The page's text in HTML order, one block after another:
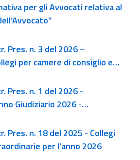
per gli Avvocati relativa al
Pres. n. 3 del 2026 –
per camere di consiglio e
della prima Sezione dal 1 aprile
Pres. n. 1 del 2026 -
Giudiziario 2026 -
Pres. n. 18 del 2025 - Collegi
per l’anno 2026